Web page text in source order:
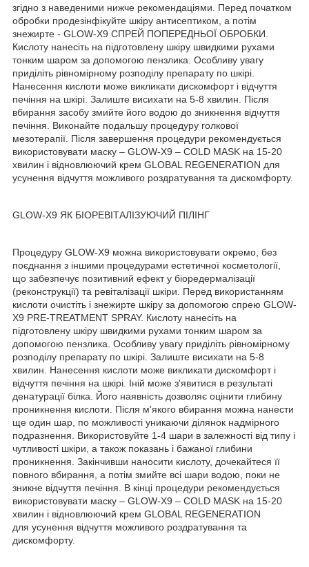
згідно з наведеними нижче рекомендаціями. Перед початком
обробки продезінфікуйте шкіру антисептиком, а потім
знежирте - GLOW-X9 СПРЕЙ ПОПЕРЕДНЬОЇ ОБРОБКИ.
Кислоту нанесіть на підготовлену шкіру швидкими рухами
тонким шаром за допомогою пензлика. Особливу увагу
приділіть рівномірному розподілу препарату по шкірі.
Нанесення кислоти може викликати дискомфорт і відчуття
печіння на шкірі. Залиште висихати на 5-8 хвилин. Після
вбирання засобу змийте його водою до зникнення відчуття
печіння. Виконайте подальшу процедуру голкової
мезотерапії. Після завершення процедури рекомендується
використовувати маску – GLOW-X9 – COLD MASK на 15-20
хвилин і відновлюючий крем GLOBAL REGENERATION для
усунення відчуття можливого роздратування та дискомфорту.
GLOW-X9 ЯК БІОРЕВІТАЛІЗУЮЧИЙ ПІЛІНГ
Процедуру GLOW-X9 можна використовувати окремо, без
поєднання з іншими процедурами естетичної косметології,
що забезпечує позитивний ефект у біоредермалізації
(реконструкції) та ревіталізації шкіри. Перед використанням
кислоти очистіть і знежирте шкіру за допомогою спрею GLOW-
X9 PRE-TREATMENT SPRAY. Кислоту нанесіть на
підготовлену шкіру швидкими рухами тонким шаром за
допомогою пензлика. Особливу увагу приділіть рівномірному
розподілу препарату по шкірі. Залиште висихати на 5-8
хвилин. Нанесення кислоти може викликати дискомфорт і
відчуття печіння на шкірі. Іній може з'явитися в результаті
денатурації білка. Його наявність дозволяє оцінити глибину
проникнення кислоти. Після м'якого вбирання можна нанести
ще один шар, по можливості уникаючи ділянок надмірного
подразнення. Використовуйте 1-4 шари в залежності від типу і
чутливості шкіри, а також показань і бажаної глибини
проникнення. Закінчивши наносити кислоту, дочекайтеся її
повного вбирання, а потім змийте всі шари водою, поки не
зникне відчуття печіння. В кінці процедури рекомендується
використовувати маску – GLOW-X9 – COLD MASK на 15-20
хвилин і відновлюючий крем GLOBAL REGENERATION
для усунення відчуття можливого роздратування та
дискомфорту.